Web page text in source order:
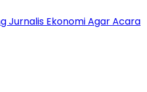
Jurnalis Ekonomi Agar Acara